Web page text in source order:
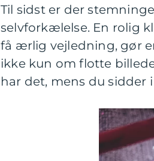
Til sidst er der
selvforkælelse. En rolig
få ærlig vejledning, gør
ikke kun om flotte
har det, mens du sidder